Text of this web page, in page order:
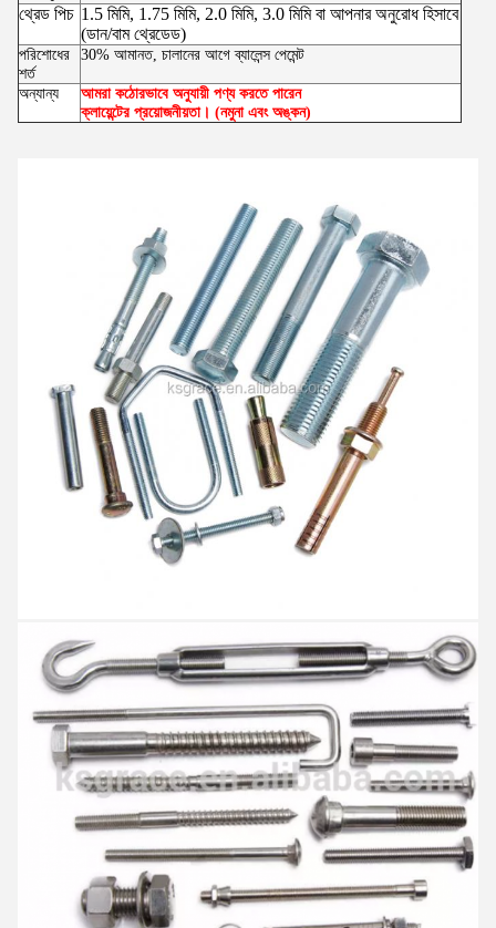
থ্রেড পিচ 1.5 মিমি, 1.75 মিমি, 2.0 মিমি, 3.0 মিমি বা আপনার অনুরোধ হিসাবে
(ডান/বাম থ্রেডেড)
পরিশোধের
শর্ত
30% আমানত, চালানের আগে ব্যালেন্স পেমেন্ট
অন্যান্য
আমরা কঠোরভাবে অনুযায়ী পণ্য করতে পারেন
ক্লায়েন্টের প্রয়োজনীয়তা। (নমুনা এবং অঙ্কন)